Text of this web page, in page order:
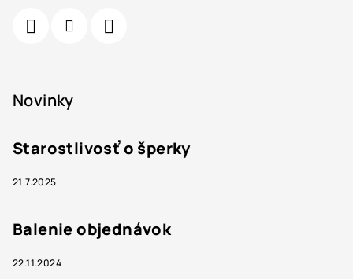
Novinky
Starostlivosť o šperky
21.7.2025
Balenie objednávok
22.11.2024